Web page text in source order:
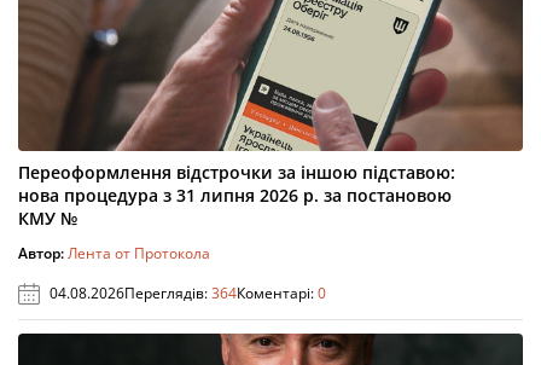
Переоформлення відстрочки за іншою підставою:
нова процедура з 31 липня 2026 р. за постановою
КМУ №
Автор:Лента от Протокола
04.08.2026Переглядів:364Коментарі:0